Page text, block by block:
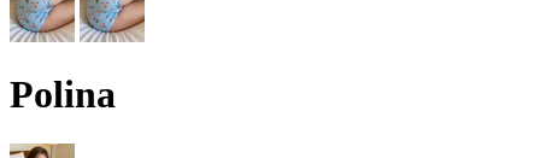
Polina